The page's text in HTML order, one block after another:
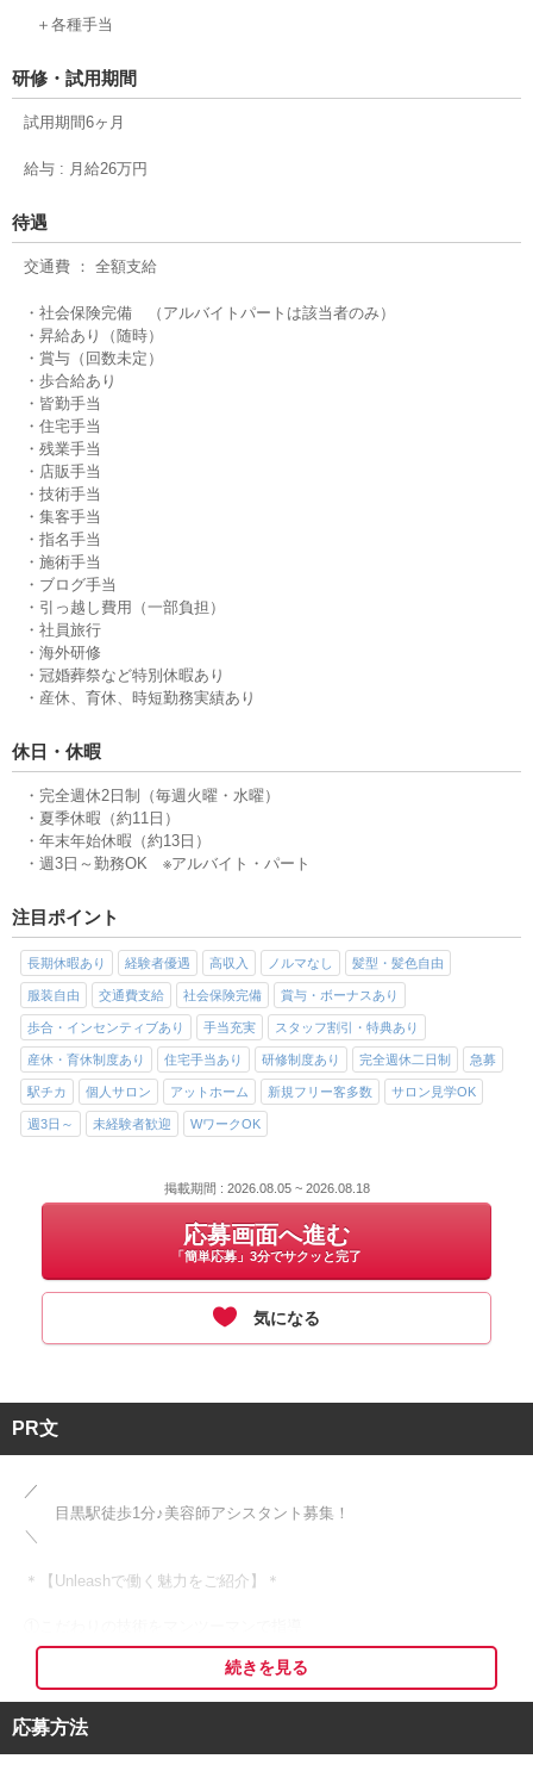
＋各種手当
研修・試用期間
試用期間6ヶ月
給与 : 月給26万円
待遇
交通費 ： 全額支給
・社会保険完備 （アルバイトパートは該当者のみ）
・昇給あり（随時）
・賞与（回数未定）
・歩合給あり
・皆勤手当
・住宅手当
・残業手当
・店販手当
・技術手当
・集客手当
・指名手当
・施術手当
・ブログ手当
・引っ越し費用（一部負担）
・社員旅行
・海外研修
・冠婚葬祭など特別休暇あり
・産休、育休、時短勤務実績あり
休日・休暇
・完全週休2日制（毎週火曜・水曜）
・夏季休暇（約11日）
・年末年始休暇（約13日）
・週3日～勤務OK ※アルバイト・パート
注目ポイント
長期休暇あり 経験者優遇 高収入 ノルマなし 髪型・髪色自由
服装自由 交通費支給 社会保険完備 賞与・ボーナスあり
歩合・インセンティブあり 手当充実 スタッフ割引・特典あり
産休・育休制度あり 住宅手当あり 研修制度あり 完全週休二日制 急募
駅チカ 個人サロン アットホーム 新規フリー客多数 サロン見学OK
週3日～ 未経験者歓迎 WワークOK
掲載期間 : 2026.08.05 ~ 2026.08.18
応募画面へ進む
「簡単応募」3分でサクッと完了
気になる
PR文
／
目黒駅徒歩1分♪美容師アシスタント募集！
＼
＊【Unleashで働く魅力をご紹介】＊
個人店だからこそ、即実践可能。
有名店出身スタイリストがレクチャーします！
自信を持ってスタイリストデビューを目指せます
実際に、クリームバス・頭皮ケア・ヘナ・アーユルベーダを深く学ぶ
ことができます＊
続きを見る
応募方法